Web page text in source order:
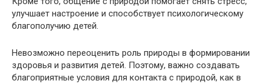
улучшает настроение и способствует психологическому
благополучию детей.
Невозможно переоценить роль природы в формировании
здоровья и развития детей. Поэтому, важно создавать
благоприятные условия для контакта с природой, как в